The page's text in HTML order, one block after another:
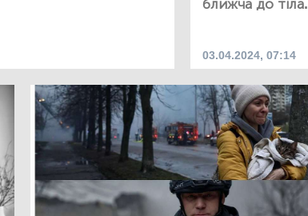
ближча до тіла.
03.04.2024, 07:14